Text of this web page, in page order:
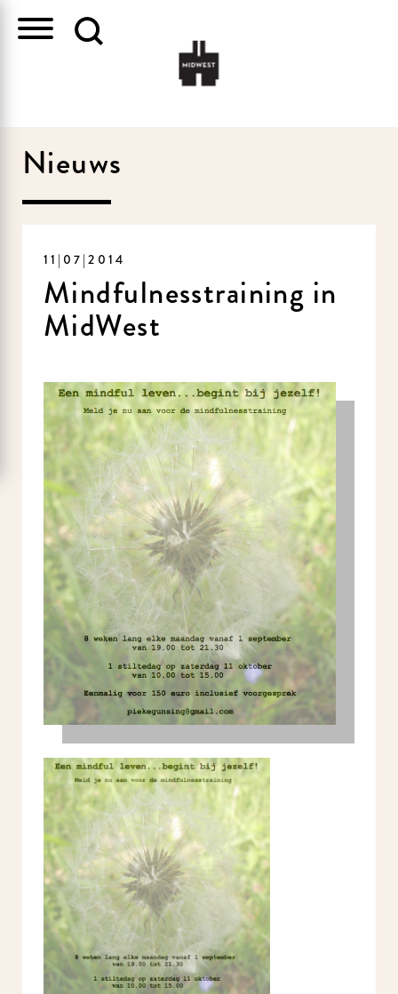
Nieuws
11|07|2014
Mindfulnesstraining in
MidWest